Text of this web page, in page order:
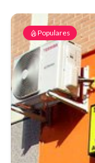
Populares